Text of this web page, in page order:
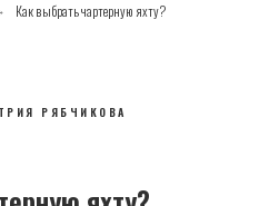
Как выбрать чартерную яхту?
РЯБЧИКОВА